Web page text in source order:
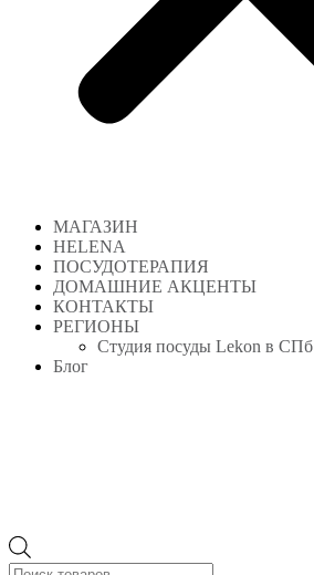
МАГАЗИН
HELENA
ПОСУДОТЕРАПИЯ
ДОМАШНИЕ АКЦЕНТЫ
КОНТАКТЫ
РЕГИОНЫ
Студия посуды Lekon в СПб
Блог
товаров